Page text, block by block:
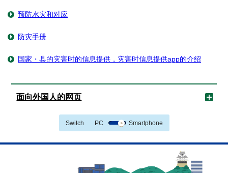
预防水灾和对应
防灾手册
国家・县的灾害时的信息提供，灾害时信息提供app的介绍
面向外国人的网页
Switch PC Smartphone